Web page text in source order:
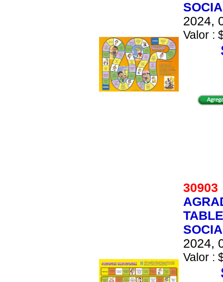
2024,
Valor :
2024,
Valor :